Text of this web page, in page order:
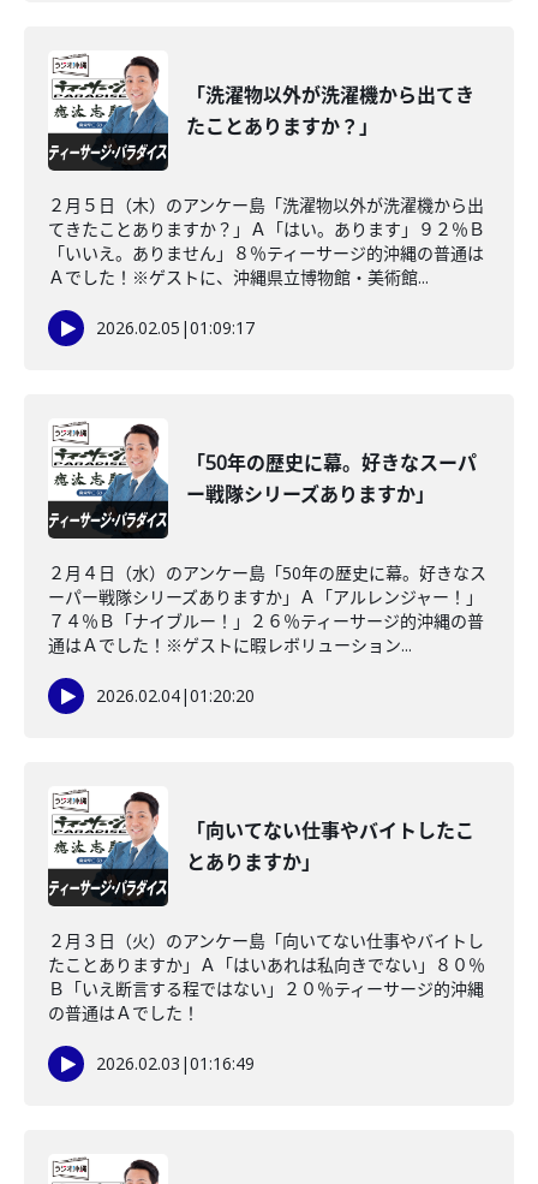
「洗濯物以外が洗濯機から出てき
たことありますか？」
２月５日（木）のアンケー島「洗濯物以外が洗濯機から出
てきたことありますか？」Ａ「はい。あります」９２％Ｂ
「いいえ。ありません」８％ティーサージ的沖縄の普通は
Ａでした！※ゲストに、沖縄県立博物館・美術館...
2026.02.05 |01:09:17
「50年の歴史に幕。好きなスーパ
ー戦隊シリーズありますか」
２月４日（水）のアンケー島「50年の歴史に幕。好きなス
ーパー戦隊シリーズありますか」Ａ「アルレンジャー！」
７４％Ｂ「ナイブルー！」２６％ティーサージ的沖縄の普
通はＡでした！※ゲストに暇レボリューション...
2026.02.04|01:20:20
「向いてない仕事やバイトしたこ
とありますか」
２月３日（火）のアンケー島「向いてない仕事やバイトし
たことありますか」Ａ「はいあれは私向きでない」８０％
Ｂ「いえ断言する程ではない」２０％ティーサージ的沖縄
の普通はＡでした！
2026.02.03 |01:16:49